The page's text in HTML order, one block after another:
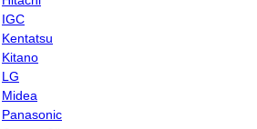
IGC
Kentatsu
Kitano
LG
Midea
Panasonic